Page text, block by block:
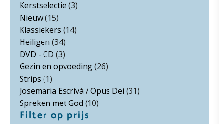
Kerstselectie (3)
Nieuw(15)
Klassiekers (14)
Heiligen (34)
DVD - CD (3)
Gezin en opvoeding(26)
Strips (1)
Josemaria Escrivá / Opus Dei (31)
Spreken met God (10)
Filter op prijs